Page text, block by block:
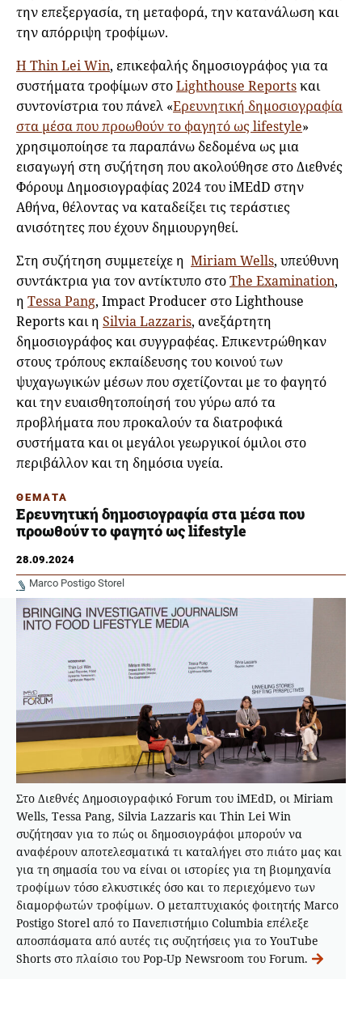
την επεξεργασία, τη μεταφορά, την κατανάλωση και
την απόρριψη τροφίμων.
Η Thin Lei Win, επικεφαλής δημοσιογράφος για τα
συστήματα τροφίμων στοLighthouse Reportsκαι
συντονίστρια του πάνελ «Ερευνητική δημοσιογραφία
στα μέσα που προωθούν το φαγητό ως lifestyle»
χρησιμοποίησε τα παραπάνω δεδομένα ως μια
εισαγωγή στη συζήτηση που ακολούθησε στο Διεθνές
Φόρουμ Δημοσιογραφίας 2024 του iMEdD στην
Αθήνα, θέλοντας να καταδείξει τις τεράστιες
ανισότητες που έχουν δημιουργηθεί.
Στη συζήτηση συμμετείχε η Miriam Wells, υπεύθυνη
συντάκτρια για τον αντίκτυπο στοThe Examination,
η Tessa Pang, Impact Producer στο Lighthouse
Reports και η Silvia Lazzaris, ανεξάρτητη
δημοσιογράφος και συγγραφέας. Επικεντρώθηκαν
στους τρόπους εκπαίδευσης του κοινού των
ψυχαγωγικών μέσων που σχετίζονται με το φαγητό
και την ευαισθητοποίησή του γύρω από τα
προβλήματα που προκαλούν τα διατροφικά
συστήματα και οι μεγάλοι γεωργικοί όμιλοι στο
περιβάλλον και τη δημόσια υγεία.
ΘΕΜΑΤΑ
Ερευνητική δημοσιογραφία στα μέσα που
προωθούν το φαγητό ως lifestyle
28.09.2024
Marco Postigo Storel
Στο Διεθνές Δημοσιογραφικό Forum του iMEdD, οι Miriam
Wells, Tessa Pang, Silvia Lazzaris και Thin Lei Win
συζήτησαν για το πώς οι δημοσιογράφοι μπορούν να
αναφέρουν αποτελεσματικά τι καταλήγει στο πιάτο μας και
για τη σημασία του να είναι οι ιστορίες για τη βιομηχανία
τροφίμων τόσο ελκυστικές όσο και το περιεχόμενο των
διαμορφωτών τροφίμων. Ο μεταπτυχιακός φοιτητής Marco
Postigo Storel από το Πανεπιστήμιο Columbia επέλεξε
αποσπάσματα από αυτές τις συζητήσεις για το YouTube
Shorts στο πλαίσιο του Pop-Up Newsroom του Forum.